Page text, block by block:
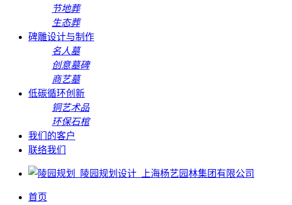
节地葬
生态葬
碑雕设计与制作
名人墓
创意墓碑
商艺墓
低碳循环创新
铜艺术品
环保石棺
我们的客户
联络我们
首页